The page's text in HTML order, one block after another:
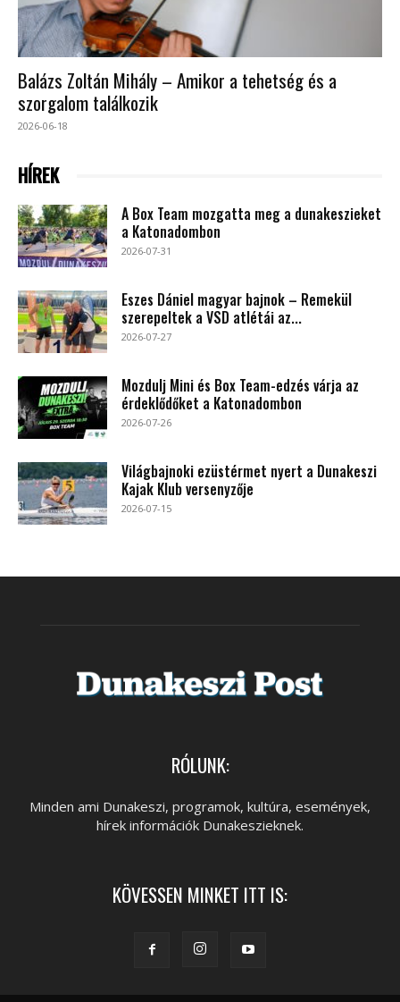
Balázs Zoltán Mihály – Amikor a tehetség és a
szorgalom találkozik
2026-06-18
HÍREK
A Box Team mozgatta meg a dunakeszieket
a Katonadombon
2026-07-31
Eszes Dániel magyar bajnok – Remekül
szerepeltek a VSD atlétái az...
2026-07-27
Mozdulj Mini és Box Team-edzés várja az
érdeklődőket a Katonadombon
2026-07-26
Világbajnoki ezüstérmet nyert a Dunakeszi
Kajak Klub versenyzője
2026-07-15
RÓLUNK:
Minden ami Dunakeszi, programok, kultúra, események,
hírek információk Dunakeszieknek.
KÖVESSEN MINKET ITT IS: